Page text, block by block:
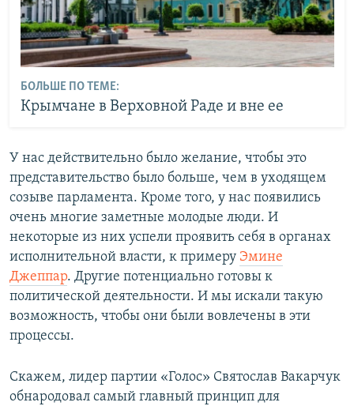
БОЛЬШЕ ПО ТЕМЕ:
Крымчане в Верховной Раде и вне ее
У нас действительно было желание, чтобы это
представительство было больше, чем в уходящем
созыве парламента. Кроме того, у нас появились
очень многие заметные молодые люди. И
некоторые из них успели проявить себя в органах
исполнительной власти, к примеру Эмине
Джеппар. Другие потенциально готовы к
политической деятельности. И мы искали такую
возможность, чтобы они были вовлечены в эти
процессы.
Скажем, лидер партии «Голос» Святослав Вакарчук
обнародовал самый главный принцип для